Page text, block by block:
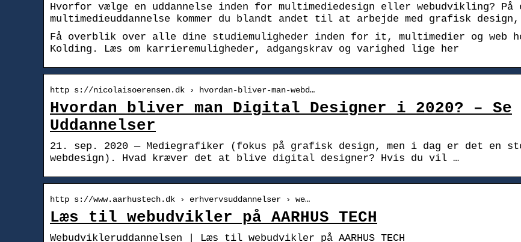
Hvorfor vælge en uddannelse inden for multimediedesign eller webudvikling? På
multimedieuddannelse kommer du blandt andet til at arbejde med grafisk
Få overblik over alle dine studiemuligheder inden for it, multimedier og web
Kolding. Læs om karrieremuligheder, adgangskrav og varighed lige her
http s://nicolaisoerensen.dk › hvordan-bliver-man-webd…
Hvordan bliver man Digital Designer i 2020? – Se
Uddannelser
21. sep. 2020 — Mediegrafiker (fokus på grafisk design, men i dag er det en
webdesign). Hvad kræver det at blive digital designer? Hvis du vil …
http s://www.aarhustech.dk › erhvervsuddannelser › we…
Læs til webudvikler på AARHUS TECH
Webudvikleruddannelsen | Læs til webudvikler på AARHUS TECH